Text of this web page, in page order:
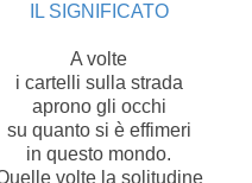
IL SIGNIFICATO
A volte
i cartelli sulla strada
aprono gli occhi
su quanto si è effimeri
in questo mondo.
volte la solitudine